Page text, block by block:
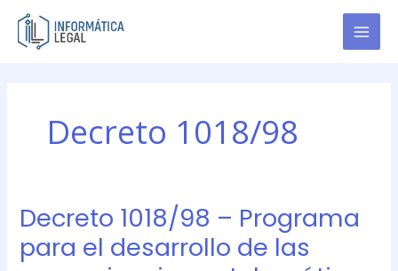
contenido
Decreto 1018/98
Decreto 1018/98 – Programa
para el desarrollo de las
Decreto
–